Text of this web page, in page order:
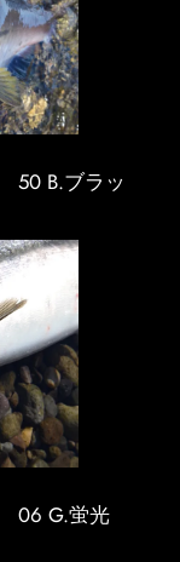
50 B.ブラッ
06 G.蛍光